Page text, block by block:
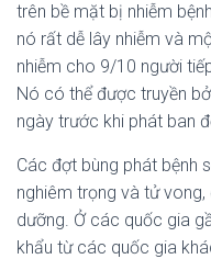
trên bề mặt bị nhiễm
nó rất dễ lây nhiễm và
nhiễm cho 9/10 người
Nó có thể được truyền
ngày trước khi phát ban
Các đợt bùng phát bệnh
nghiêm trọng và tử
dưỡng. Ở các quốc gia
khẩu từ các quốc gia